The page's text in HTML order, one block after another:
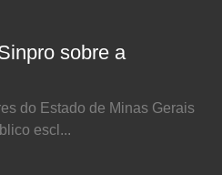
sobre a
do Estado de Minas Gerais
escl...